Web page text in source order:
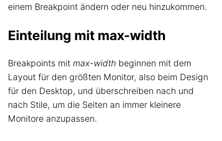
einem Breakpoint ändern oder neu hinzukommen.
Einteilung mit max-width
Breakpoints mit max-width beginnen mit dem
Layout für den größten Monitor, also beim Design
für den Desktop, und überschreiben nach und
nach Stile, um die Seiten an immer kleinere
Monitore anzupassen.